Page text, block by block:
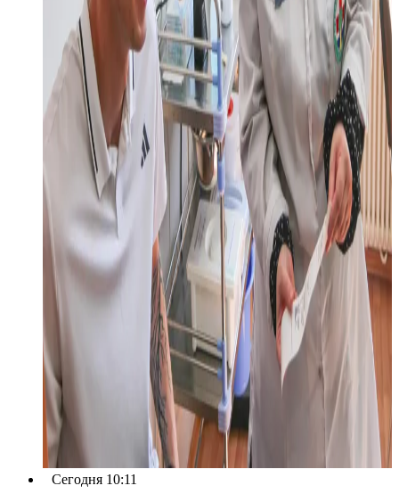
Сегодня 10:11